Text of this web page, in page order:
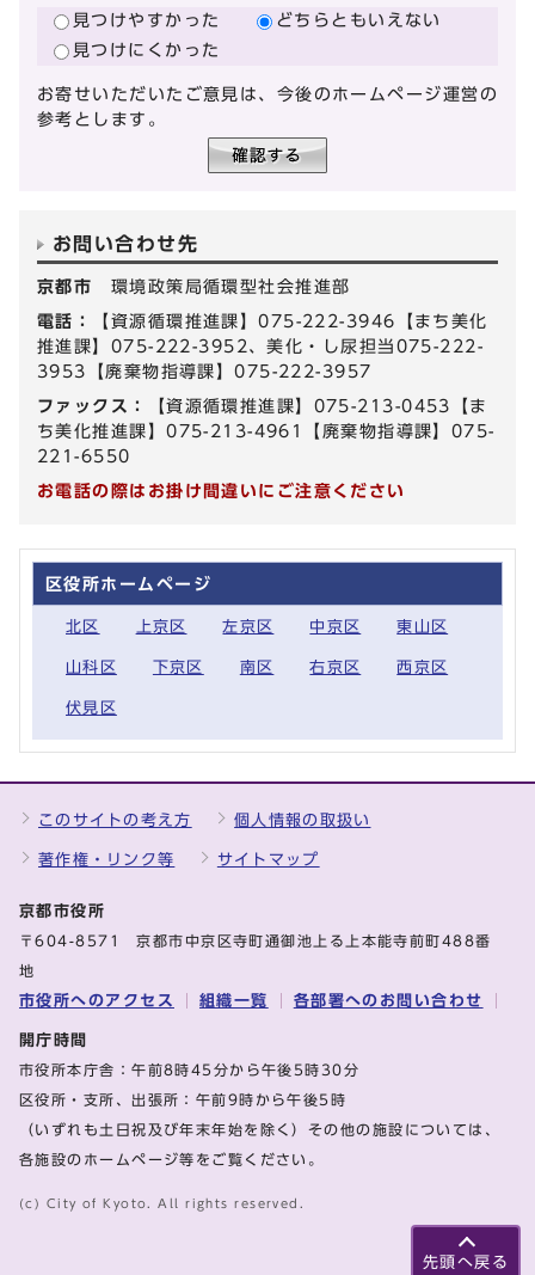
見つけやすかった
どちらともいえない
見つけにくかった
お寄せいただいたご意見は、今後のホームページ運営の
参考とします。
お問い合わせ先
京都市 環境政策局循環型社会推進部
電話：
【資源循環推進課】075-222-3946【まち美化
推進課】075-222-3952、美化・し尿担当075-222-
3953【廃棄物指導課】075-222-3957
ファックス：
【資源循環推進課】075-213-0453【ま
ち美化推進課】075-213-4961【廃棄物指導課】075-
221-6550
お電話の際はお掛け間違いにご注意ください
区役所ホームページ
北区 上京区 左京区 中京区 東山区
山科区 下京区 南区 右京区 西京区
伏見区
先頭へ戻る
このサイトの考え方 個人情報の取扱い
著作権・リンク等 サイトマップ
京都市役所
〒604-8571 京都市中京区寺町通御池上る上本能寺前町488番
地
市役所へのアクセス 組織一覧 各部署へのお問い合わせ
開庁時間
市役所本庁舎：午前8時45分から午後5時30分
区役所・支所、出張所：午前9時から午後5時
（いずれも土日祝及び年末年始を除く）その他の施設については、
各施設のホームページ等をご覧ください。
(c) City of Kyoto. All rights reserved.